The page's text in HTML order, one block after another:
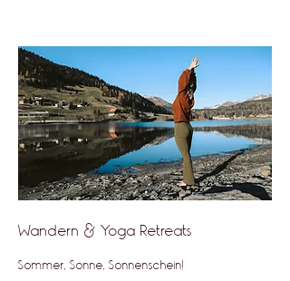
Wandern & Yoga Retreats
Sommer, Sonne, Sonnenschein!